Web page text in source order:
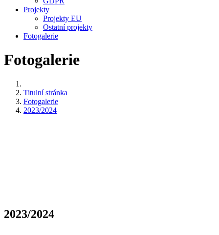
Projekty
Projekty EU
Ostatní projekty
Fotogalerie
Fotogalerie
Titulní stránka
Fotogalerie
2023/2024
2023/2024